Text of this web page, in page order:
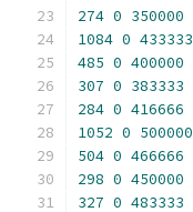
274 0 350000
1084 0 433333
485 0 400000
307 0 383333
284 0 416666
1052 0 500000
504 0 466666
298 0 450000
327 0 483333